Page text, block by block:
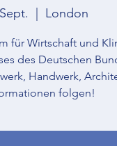
London
für Wirtschaft und
des Deutschen
Handwerk,
folgen!